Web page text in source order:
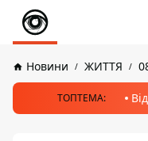
Новини ЖИТТЯ
ТОПТЕМА: